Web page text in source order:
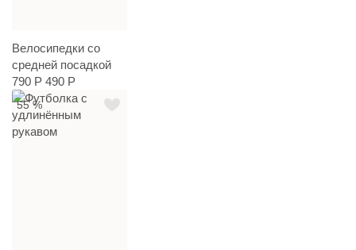
Велосипедки со
средней посадкой
790 Р 490 Р
55 %